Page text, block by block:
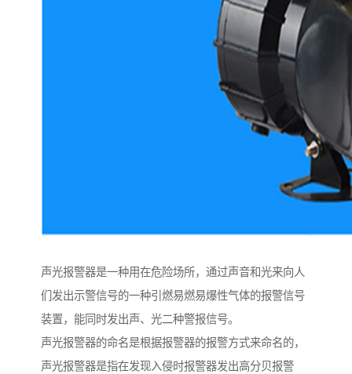
声光报警器是一种用在危险场所，通过声音和光来向人
们发出示警信号的一种引燃易燃易爆性气体的报警信号
装置，能同时发出声、光二种警报信号。
声光报警器的命名是根据报警器的报警方式来命名的，
声光报警器是指在发现入侵时报警器发出高分贝报警